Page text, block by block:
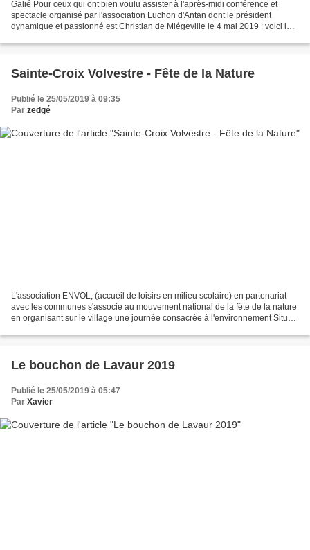
Galié Pour ceux qui ont bien voulu assister à l'après-midi conférence et
spectacle organisé par l'association Luchon d'Antan dont le président
dynamique et passionné est Christian de Miégeville le 4 mai 2019 : voici le
Sainte-Croix Volvestre - Fête de la Nature
Publié le 25/05/2019 à 09:35
Par zedgé
L'association ENVOL, (accueil de loisirs en milieu scolaire) en partenariat
avec les communes s'associe au mouvement national de la fête de la nature
en organisant sur le village une journée consacrée à l'environnement Situé
Le bouchon de Lavaur 2019
Publié le 25/05/2019 à 05:47
Par Xavier